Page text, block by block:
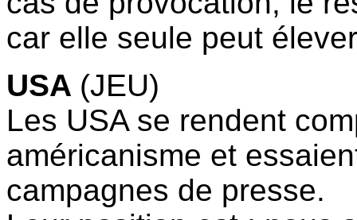
car elle seule peut
USA (JEU)
Les USA se rendent
américanisme et
campagnes de presse.